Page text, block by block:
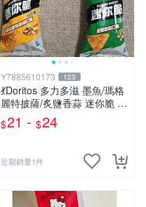
Y7885610173 123
💃Doritos 多力多滋 墨魚/瑪格
麗特披薩/炙鹽香蒜 迷你脆 54
g🕺 洋芋片 玉米片薯片 餅乾
隨身包 玉米脆片 零食
$21 - $24
近期銷量1件